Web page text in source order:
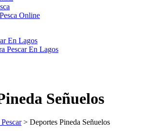
Online
Pescar En Lagos
Señuelos
> Deportes Pineda Señuelos